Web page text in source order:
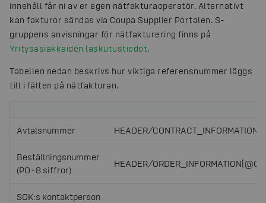
innehåll får ni av er egen nätfakturaoperatör. Alternativt
kan fakturor sändas via Coupa Supplier Portalen. S-
gruppens anvisningar för nätfakturering finns på
Yritysasiakkaiden laskutustiedot.
Tabellen nedan beskrivs hur viktiga referensnummer läggs
till i fälten på nätfakturan.
Avtalsnummer HEADER/CONTRACT_INFORMATION/
Beställningsnummer
(PO+8 siffror)
HEADER/ORDER_INFORMATION
SOK:s kontaktperson